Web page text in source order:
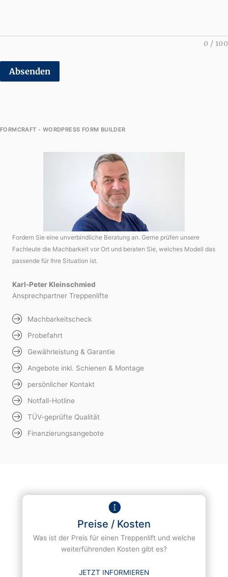
0 / 100
Absenden
FORMCRAFT - WORDPRESS FORM BUILDER
Fordern Sie eine unverbindliche Beratung an. Gerne prüfen unsere
Fachleute die Machbarkeit vor Ort und beraten Sie, welches Modell das
passende für Ihre Situation ist.
Karl-Peter Kleinschmied
Ansprechpartner Treppenlifte
Machbarkeitscheck
Probefahrt
Gewährleistung & Garantie
Angebote inkl. Schienen & Montage
persönlicher Kontakt
Notfall-Hotline
TÜV-geprüfte Qualität
Finanzierungsangebote
Preise / Kosten
Was ist der Preis für einen Treppenlift und welche
weiterführenden Kosten gibt es?
JETZT INFORMIEREN